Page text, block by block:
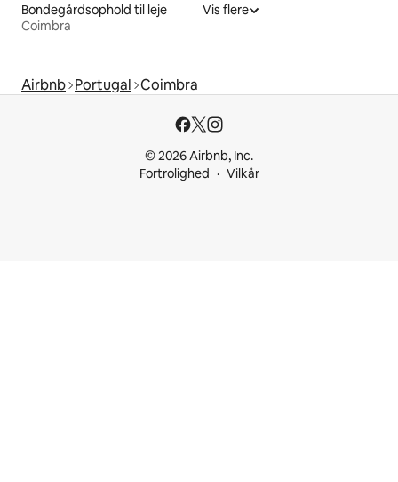
Bondegårdsophold til leje
Coimbra
Vis flere
Airbnb Portugal Coimbra
© 2026 Airbnb, Inc.
Fortrolighed
Vilkår